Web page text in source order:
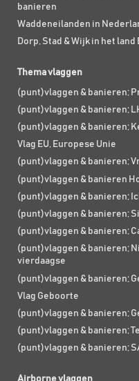
banieren
Waddeneilanden in
Dorp, Stad & Wijk in het
Thema vlaggen
(punt)vlaggen & banieren;
(punt)vlaggen & banieren;
(punt)vlaggen & banieren;
Vlag EU, Europese Unie
(punt)vlaggen & banieren;
(punt)vlaggen & banieren
(punt)vlaggen & banieren;
(punt)vlaggen & banieren;
(punt)vlaggen & banieren;
(punt)vlaggen & banieren;
vierdaagse
(punt)vlaggen & banieren;
Vlag Geboorte
(punt)vlaggen & banieren;
(punt)vlaggen & banieren;
(punt)vlaggen & banieren;